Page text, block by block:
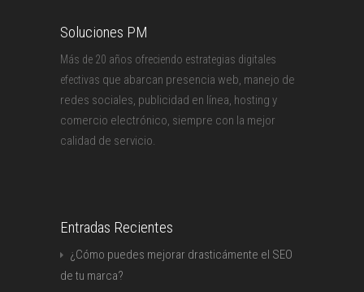
Soluciones PM
Más de 20 años ofreciendo estrategias digitales
efectivas que abarcan presencia web, manejo de
redes sociales, publicidad en línea, hosting y
comercio electrónico, siempre con la mejor
calidad de servicio.
Entradas Recientes
¿Cómo puedes mejorar drasticámente el SEO
de tu marca?